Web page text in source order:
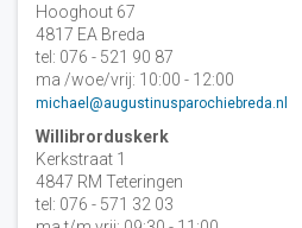
Hooghout 67
4817 EA Breda
tel: 076 - 521 90 87
ma /woe/vrij: 10:00 - 12:00
michael@augustinusparochiebreda.nl
Willibrorduskerk
Kerkstraat 1
4847 RM Teteringen
tel: 076 - 571 32 03